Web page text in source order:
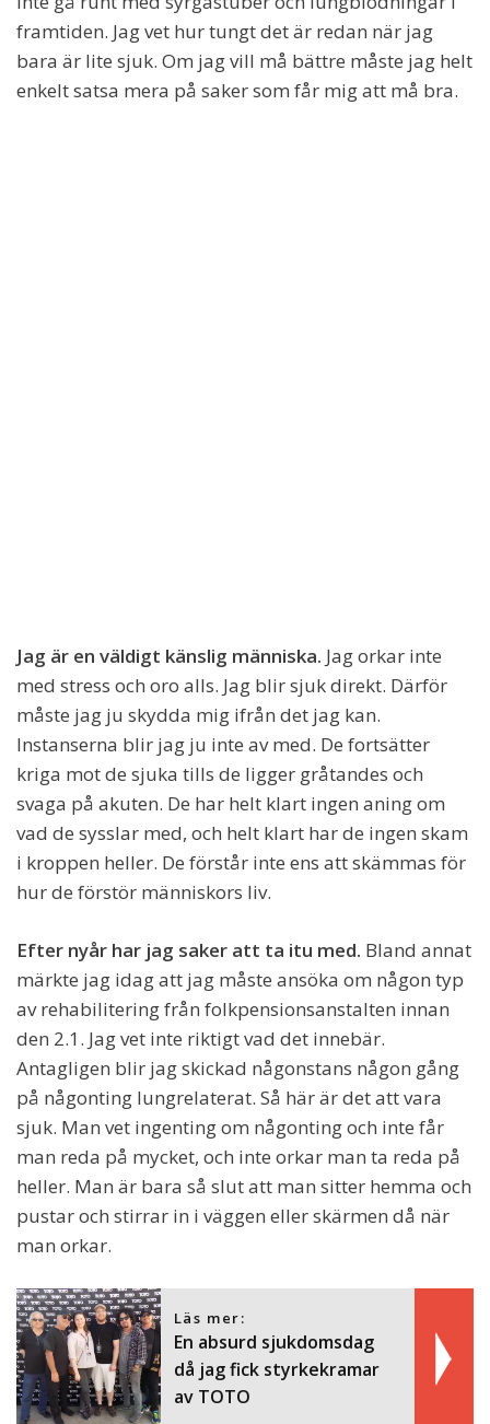
framtiden. Jag vet hur tungt det är redan när jag
bara är lite sjuk. Om jag vill må bättre måste jag helt
enkelt satsa mera på saker som får mig att må bra.
Jag är en väldigt känslig människa. Jag orkar inte
med stress och oro alls. Jag blir sjuk direkt. Därför
måste jag ju skydda mig ifrån det jag kan.
Instanserna blir jag ju inte av med. De fortsätter
kriga mot de sjuka tills de ligger gråtandes och
svaga på akuten. De har helt klart ingen aning om
vad de sysslar med, och helt klart har de ingen skam
i kroppen heller. De förstår inte ens att skämmas för
hur de förstör människors liv.
Efter nyår har jag saker att ta itu med. Bland annat
märkte jag idag att jag måste ansöka om någon typ
av rehabilitering från folkpensionsanstalten innan
den 2.1. Jag vet inte riktigt vad det innebär.
Antagligen blir jag skickad någonstans någon gång
på någonting lungrelaterat. Så här är det att vara
sjuk. Man vet ingenting om någonting och inte får
man reda på mycket, och inte orkar man ta reda på
heller. Man är bara så slut att man sitter hemma och
pustar och stirrar in i väggen eller skärmen då när
man orkar.
Läs mer:
En absurd sjukdomsdag
då jag fick styrkekramar
av TOTO